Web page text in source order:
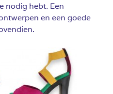
nodig hebt. Een
en een goede